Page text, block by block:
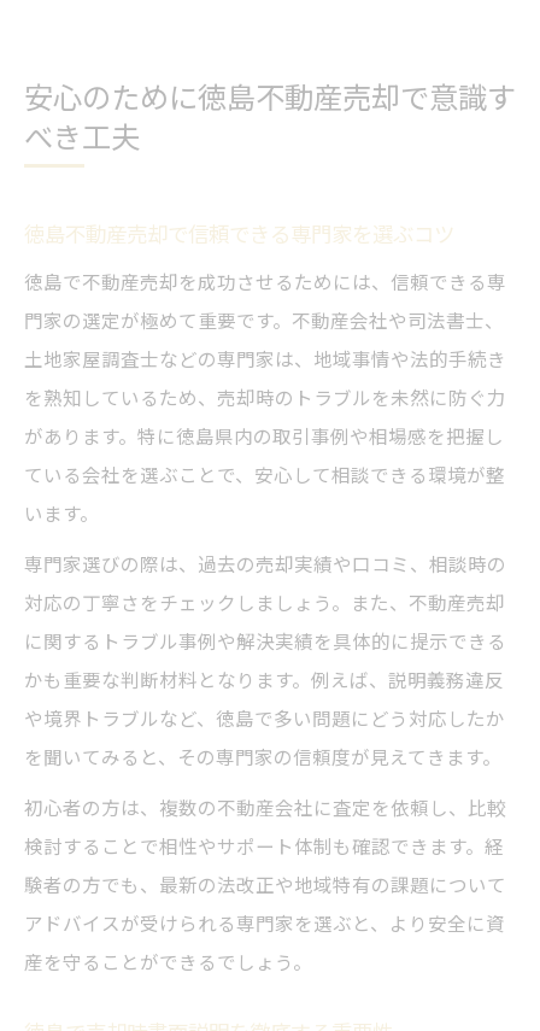
安心のために徳島不動産売却で意識す
べき工夫
徳島不動産売却で信頼できる専門家を選ぶコツ
徳島で不動産売却を成功させるためには、信頼できる専
門家の選定が極めて重要です。不動産会社や司法書士、
土地家屋調査士などの専門家は、地域事情や法的手続き
を熟知しているため、売却時のトラブルを未然に防ぐ力
があります。特に徳島県内の取引事例や相場感を把握し
ている会社を選ぶことで、安心して相談できる環境が整
います。
専門家選びの際は、過去の売却実績や口コミ、相談時の
対応の丁寧さをチェックしましょう。また、不動産売却
に関するトラブル事例や解決実績を具体的に提示できる
かも重要な判断材料となります。例えば、説明義務違反
や境界トラブルなど、徳島で多い問題にどう対応したか
を聞いてみると、その専門家の信頼度が見えてきます。
初心者の方は、複数の不動産会社に査定を依頼し、比較
検討することで相性やサポート体制も確認できます。経
験者の方でも、最新の法改正や地域特有の課題について
アドバイスが受けられる専門家を選ぶと、より安全に資
産を守ることができるでしょう。